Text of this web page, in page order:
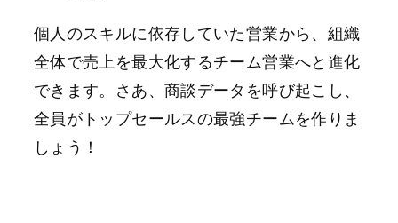
個人のスキルに依存していた営業から、組織
全体で売上を最大化するチーム営業へと進化
できます。さあ、商談データを呼び起こし、
全員がトップセールスの最強チームを作りま
しょう！